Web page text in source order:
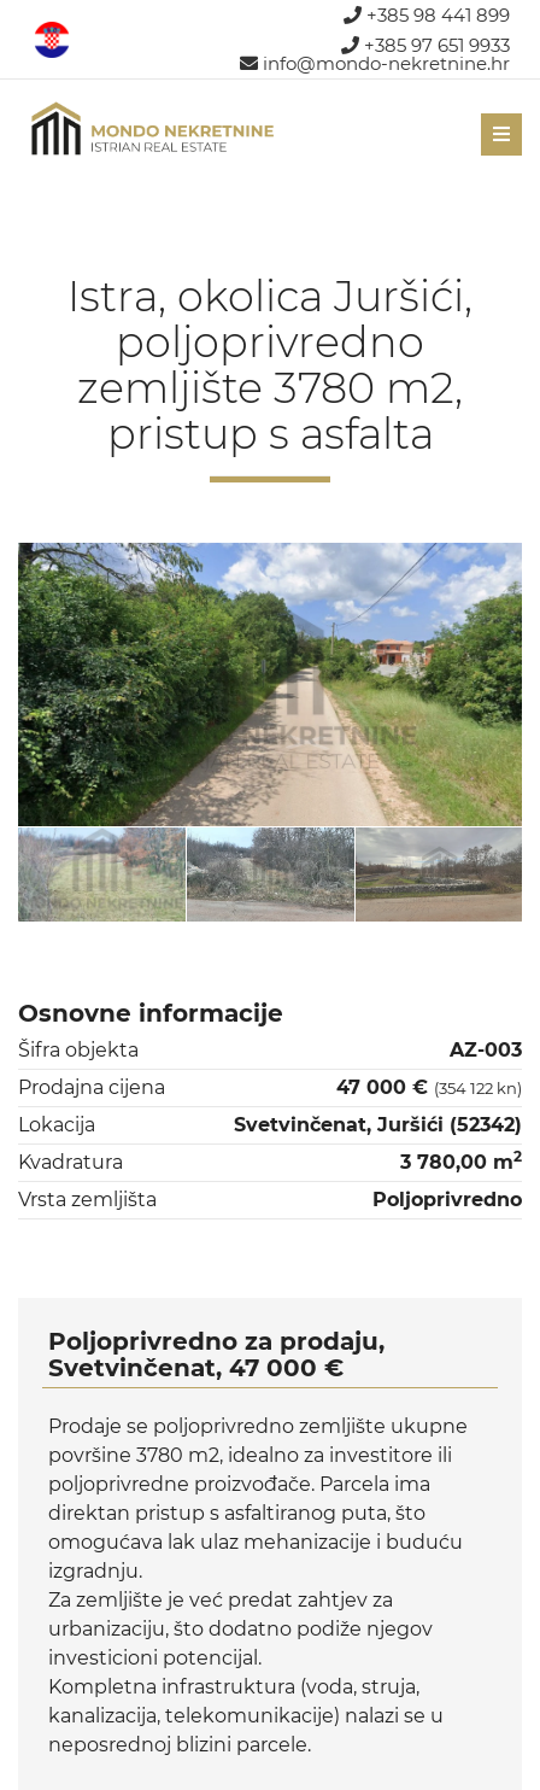
+385 98 441 899
+385 97 651 9933
info@mondo-nekretnine.hr
Istra, okolica Juršići,
poljoprivredno
zemljište 3780 m2,
pristup s asfalta
Osnovne informacije
Šifra objekta
AZ-003
Prodajna cijena
47 000 € (354 122 kn)
Lokacija
Svetvinčenat, Juršići (52342)
Kvadratura
3 780,00 m2
Vrsta zemljišta Poljoprivredno
Poljoprivredno za prodaju,
Svetvinčenat, 47 000 €
Prodaje se poljoprivredno zemljište ukupne
površine 3780 m2, idealno za investitore ili
poljoprivredne proizvođače. Parcela ima
direktan pristup s asfaltiranog puta, što
omogućava lak ulaz mehanizacije i buduću
izgradnju.
Za zemljište je već predat zahtjev za
urbanizaciju, što dodatno podiže njegov
investicioni potencijal.
Kompletna infrastruktura (voda, struja,
kanalizacija, telekomunikacije) nalazi se u
neposrednoj blizini parcele.